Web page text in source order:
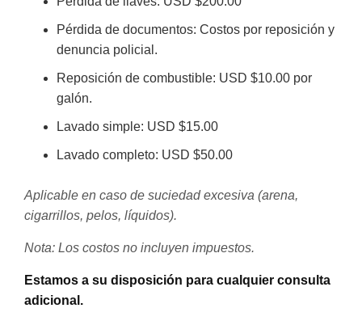
Pérdida de documentos: Costos por reposición y
denuncia policial.
Reposición de combustible: USD $10.00 por
galón.
Lavado simple: USD $15.00
Lavado completo: USD $50.00
Aplicable en caso de suciedad excesiva (arena,
cigarrillos, pelos, líquidos).
Nota: Los costos no incluyen impuestos.
Estamos a su disposición para cualquier consulta
adicional.